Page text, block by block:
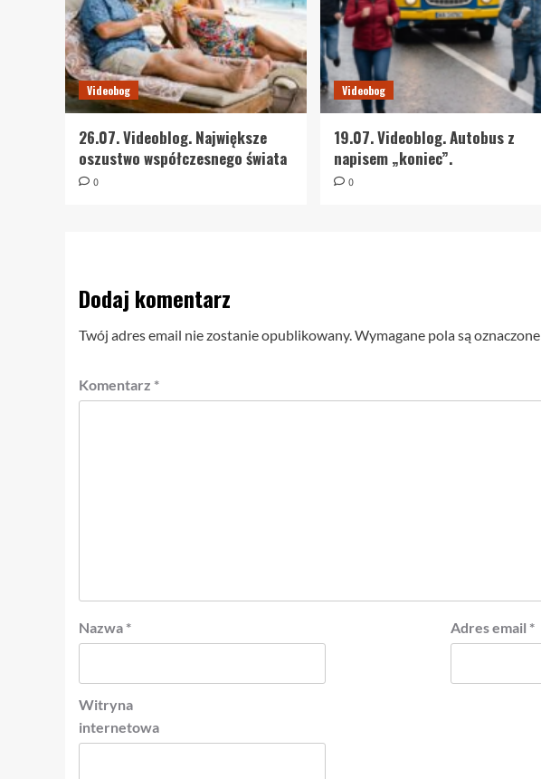
Videobog
26.07. Videoblog. Największe
oszustwo współczesnego świata
0
Videobog
19.07. Videoblog. Autobus z
napisem „koniec”.
0
Dodaj komentarz
Twój adres email nie zostanie opublikowany.Wymagane pola są oznaczone
Komentarz *
Nazwa * Adres email *
Witryna
internetowa